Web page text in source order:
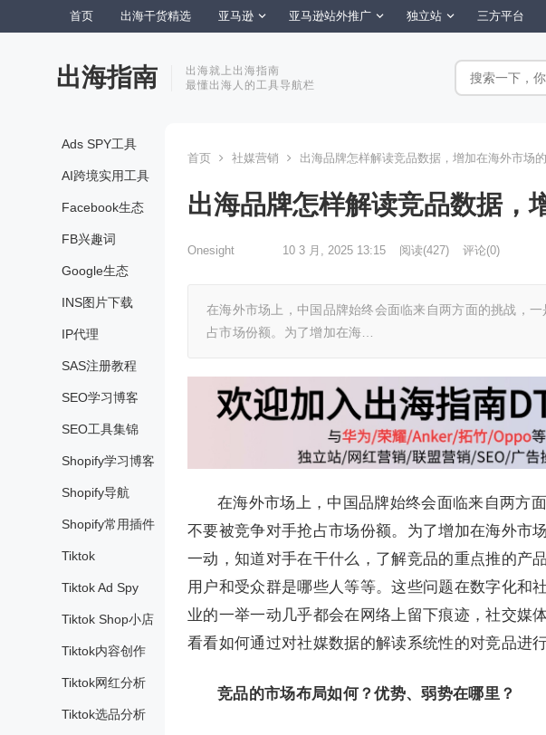
首页 出海干货精选 亚马逊 亚马逊站外推广 独立站 三方平台
出海指南
出海就上出海指南
最懂出海人的工具导航栏
Ads SPY工具
AI跨境实用工具
Facebook生态
FB兴趣词
Google生态
INS图片下载
IP代理
SAS注册教程
SEO学习博客
SEO工具集锦
Shopify学习博客
Shopify导航
Shopify常用插件
Tiktok
Tiktok Ad Spy
Tiktok Shop小店
Tiktok内容创作
Tiktok网红分析
Tiktok选品分析
首页 社媒营销 出海品牌怎样解读竞品数据，增加在海外市场
出海品牌怎样解读竞品数据，
Onesight 10 3 月, 2025 13:15 阅读(427) 评论(0)
在海外市场上，中国品牌始终会面临来自两方面的挑战，
占市场份额。为了增加在海…
在海外市场上，中国品牌始终会面临来自两方
不要被竞争对手抢占市场份额。为了增加在海外市
一动，知道对手在干什么，了解竞品的重点推的产
用户和受众群是哪些人等等。这些问题在数字化和
业的一举一动几乎都会在网络上留下痕迹，社交媒
看看如何通过对社媒数据的解读系统性的对竞品进
竞品的市场布局如何？优势、弱势在哪里？